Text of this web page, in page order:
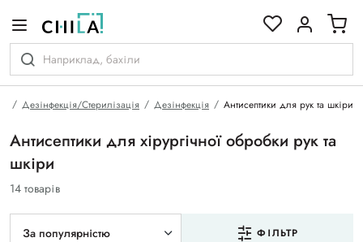
Дезінфекція/Стерилізація Дезінфекція Антисептики для рук та шкіри
Антисептики для хірургічної обробки рук та
шкіри
14 товарів
За популярністю ФІЛЬТР
гамі